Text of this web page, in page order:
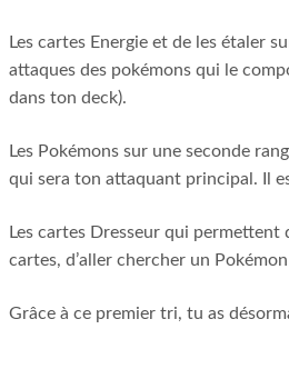
Les cartes Energie et de les étaler
attaques des pokémons qui le
dans ton deck).
Les Pokémons sur une seconde
qui sera ton attaquant principal. Il
Les cartes Dresseur qui
cartes, d’aller chercher un
Grâce à ce premier tri, tu as